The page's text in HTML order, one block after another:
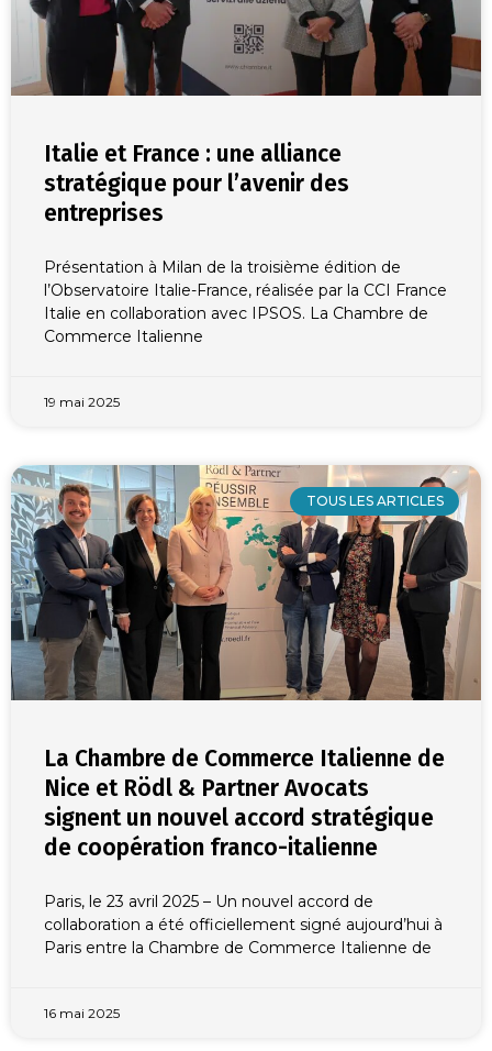
Italie et France : une alliance
stratégique pour l’avenir des
entreprises
Présentation à Milan de la troisième édition de
l’Observatoire Italie-France, réalisée par la CCI France
Italie en collaboration avec IPSOS. La Chambre de
Commerce Italienne
19 mai 2025
TOUS LES ARTICLES
La Chambre de Commerce Italienne de
Nice et Rödl & Partner Avocats
signent un nouvel accord stratégique
de coopération franco-italienne
Paris, le 23 avril 2025 – Un nouvel accord de
collaboration a été officiellement signé aujourd’hui à
Paris entre la Chambre de Commerce Italienne de
16 mai 2025